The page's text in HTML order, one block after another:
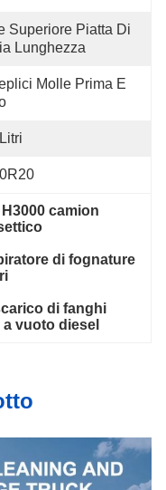
Superiore Piatta Di
Lunghezza
Molle Prima E
camion
di fognature
di fanghi
vuoto diesel